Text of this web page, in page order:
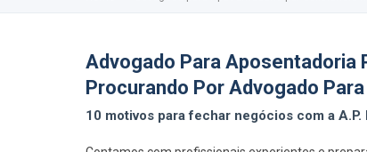
Advogado Para Aposentadoria
Procurando Por Advogado
10 motivos para fechar negócios com a A.P.